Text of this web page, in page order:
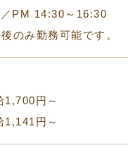
PM 14:30～16:30
のみ勤務可能です。
1,700円～
円～